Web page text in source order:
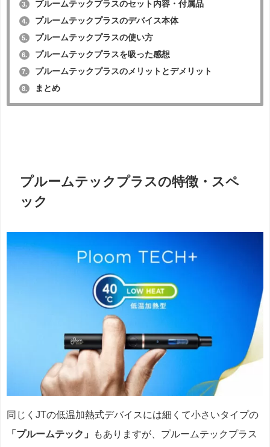
3. プルームテックプラスのセット内容・付属品
4. プルームテックプラスのデバイス本体
5. プルームテックプラスの使い方
6. プルームテックプラスを吸った感想
7. プルームテックプラスのメリットとデメリット
8. まとめ
プルームテックプラスの特徴・スペ
ック
同じくJTの低温加熱式デバイスには細くて小さいタイプの
「プルームテック」
もありますが、プルームテックプラス